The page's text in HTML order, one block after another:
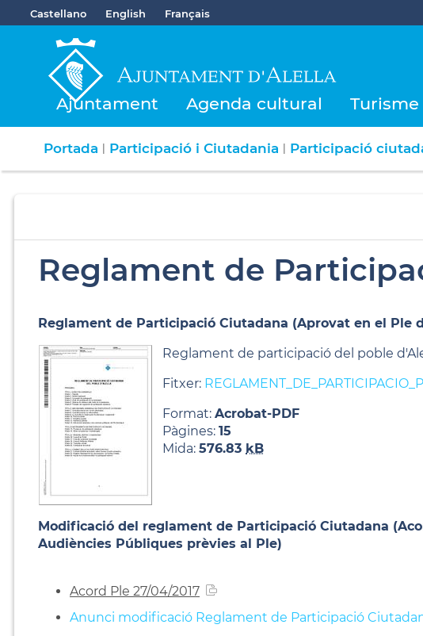
Castellano English Français
Ajuntament Agenda cultural Turisme
Portada | Participació i Ciutadania | Participació
Reglament de
Reglament de Participació Ciutadana (Aprovat en el Ple
Reglament de participació del poble
Fitxer:
Format: Acrobat-PDF
Pàgines: 15
Mida: 576.83 kB
Modificació del reglament de Participació Ciutadana
Audiències Públiques prèvies al Ple)
Acord Ple 27/04/2017
Anunci modificació Reglament de Participació